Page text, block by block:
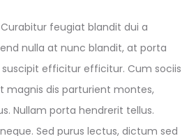
feugiat blandit dui a
nulla at nunc blandit, at porta
efficitur efficitur. Cum sociis
magnis dis parturient montes,
Nullam porta hendrerit tellus.
Sed purus lectus, dictum sed